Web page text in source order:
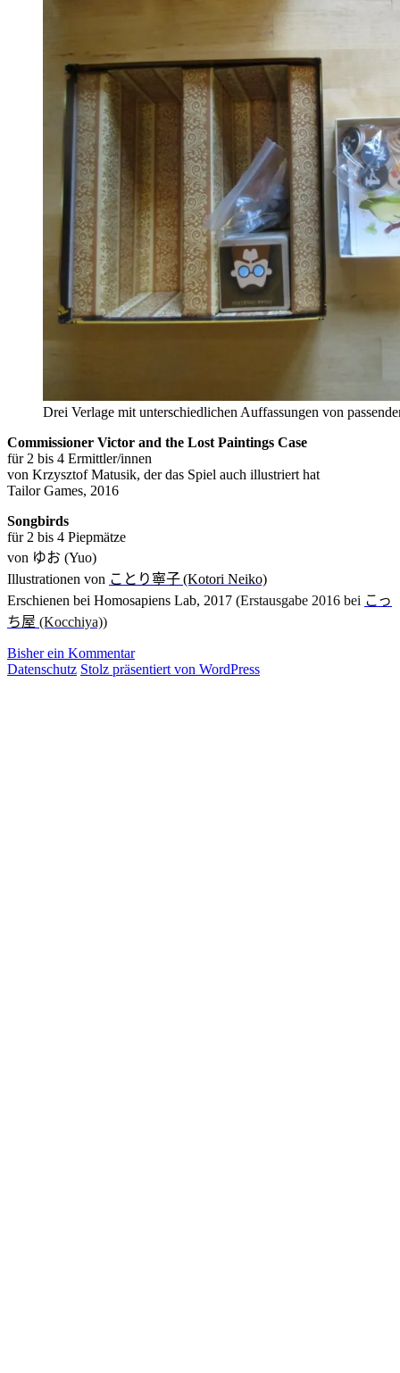
Drei Verlage mit unterschiedlichen Auffassungen von
Commissioner Victor and the Lost Paintings Case
für 2 bis 4 Ermittler/innen
von Krzysztof Matusik, der das Spiel auch illustriert hat
Tailor Games, 2016
Songbirds
für 2 bis 4 Piepmätze
von ゆお (Yuo)
Illustrationen von ことり寧子(Kotori Neiko)
Erschienen bei Homosapiens Lab, 2017 (Erstausgabe 2016 bei こっ
ち屋 (Kocchiya))
Bisher ein Kommentar
Datenschutz Stolz präsentiert von WordPress